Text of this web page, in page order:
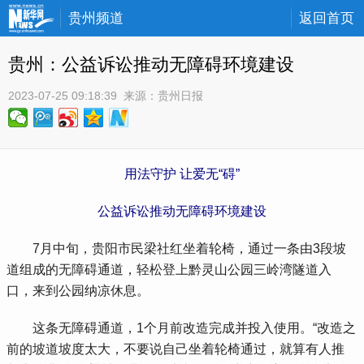
贵州频道 返回首页
贵州：公益诉讼推动无障碍环境建设
2023-07-25 09:18:39 来源： 贵州日报
用法守护 让爱无“碍”
公益诉讼推动无障碍环境建设
7月中旬，贵阳市民梁社红坐着轮椅，通过一条由3段坡
道组成的无障碍通道，轻松登上黔灵山公园三岭湾隧道入
口，来到公园纳凉休息。
这条无障碍通道，1个月前改造完成并投入使用。“改造之
前的坡道坡度太大，不要说自己坐着轮椅通过，就算有人推